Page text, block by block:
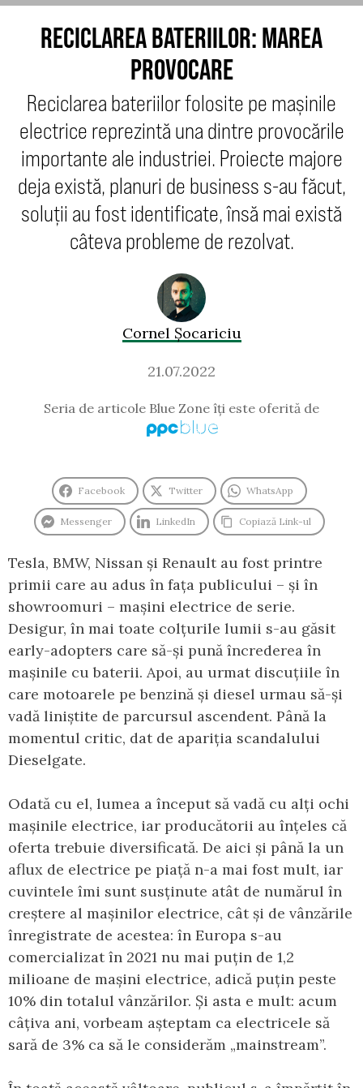
RECICLAREA BATERIILOR: MAREA
PROVOCARE
Reciclarea bateriilor folosite pe mașinile
electrice reprezintă una dintre provocările
importante ale industriei. Proiecte majore
deja există, planuri de business s-au făcut,
soluții au fost identificate, însă mai există
câteva probleme de rezolvat.
Cornel Șocariciu
21.07.2022
Seria de articole Blue Zone îți este oferită de
Facebook Twitter WhatsApp
Messenger LinkedIn Copiază Link-ul
Tesla, BMW, Nissan și Renault au fost printre
primii care au adus în fața publicului – și în
showroomuri – mașini electrice de serie.
Desigur, în mai toate colțurile lumii s-au găsit
early-adopters care să-și pună încrederea în
mașinile cu baterii. Apoi, au urmat discuțiile în
care motoarele pe benzină și diesel urmau să-și
vadă liniștite de parcursul ascendent. Până la
momentul critic, dat de apariția scandalului
Dieselgate.
Odată cu el, lumea a început să vadă cu alți ochi
mașinile electrice, iar producătorii au înțeles că
oferta trebuie diversificată. De aici și până la un
aflux de electrice pe piață n-a mai fost mult, iar
cuvintele îmi sunt susținute atât de numărul în
creștere al mașinilor electrice, cât și de vânzările
înregistrate de acestea: în Europa s-au
comercializat în 2021 nu mai puțin de 1,2
milioane de mașini electrice, adică puțin peste
10% din totalul vânzărilor. Și asta e mult: acum
câțiva ani, vorbeam așteptam ca electricele să
sară de 3% ca să le considerăm „mainstream”.